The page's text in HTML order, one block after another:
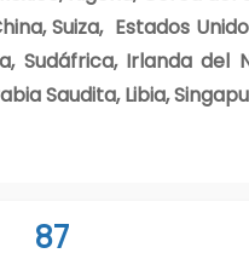
Suiza, Estados
Sudáfrica, Irlanda del
Saudita, Libia,
87